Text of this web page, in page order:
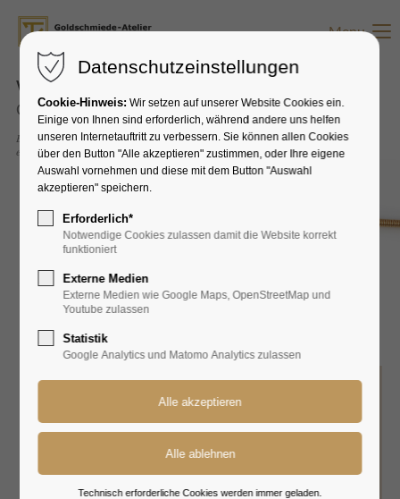
Menu
Willkommen im
Goldschmiede-Atelier Katja Taubert
Einzigartig beschenkt -
ein handgefertigtes Schmuckstück
Live
Datenschutzeinstellungen
Cookie-Hinweis: Wir setzen auf unserer Website Cookies ein.
Einige von Ihnen sind erforderlich, während andere uns helfen
unseren Internetauftritt zu verbessern. Sie können allen Cookies
über den Button "Alle akzeptieren" zustimmen, oder Ihre eigene
Auswahl vornehmen und diese mit dem Button "Auswahl
akzeptieren" speichern.
Erforderlich*
Notwendige Cookies zulassen damit die Website korrekt
funktioniert
Externe Medien
Externe Medien wie Google Maps, OpenStreetMap und
Youtube zulassen
Statistik
Google Analytics und Matomo Analytics zulassen
Technisch erforderliche Cookies werden immer geladen.